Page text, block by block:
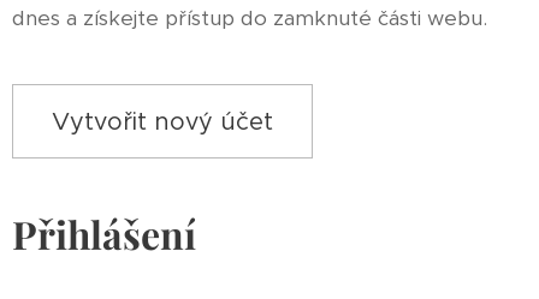
dnes a získejte přístup do zamknuté části webu.
Vytvořit nový účet
Přihlášení